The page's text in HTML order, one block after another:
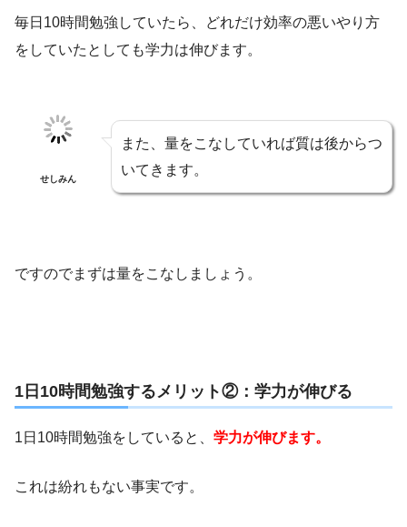
毎日10時間勉強していたら、どれだけ効率の悪いやり方
をしていたとしても学力は伸びます。
せしみん
また、量をこなしていれば質は後からつ
いてきます。
ですのでまずは量をこなしましょう。
1日10時間勉強するメリット②：学力が伸びる
1日10時間勉強をしていると、 学力が伸びます。
これは紛れもない事実です。